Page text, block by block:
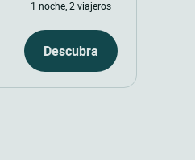
1 noche, 2 viajeros
Descubra